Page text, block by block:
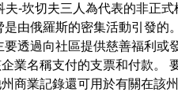
-坎切夫三人為代表的非正
由俄羅斯的密集活動引發的
透過向社區提供慈善福利或
業名稱支付的支票和付款。
商業記錄還可用於有關在該